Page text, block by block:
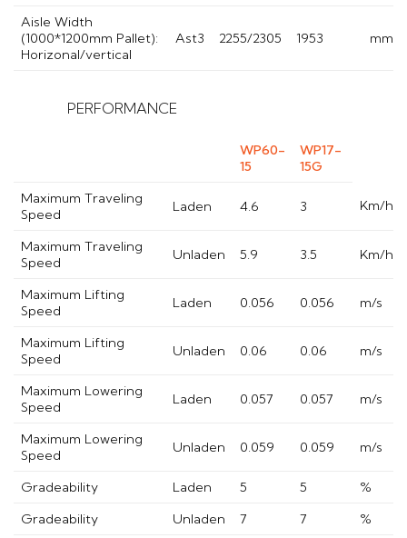
Aisle Width
(1000*1200mm Pallet):
Horizonal/vertical
Ast3 2255/2305 1953 mm
PERFORMANCE
WP60-
15
WP17-
15G
Maximum Traveling
Speed
Laden 4.6 3 Km/h
Maximum Traveling
Speed
Unladen 5.9 3.5 Km/h
Maximum Lifting
Speed
Laden 0.056 0.056 m/s
Maximum Lifting
Speed
Unladen 0.06 0.06 m/s
Maximum Lowering
Speed
Laden 0.057 0.057 m/s
Maximum Lowering
Speed
Unladen 0.059 0.059 m/s
Gradeability Laden 5 5
%
Gradeability
Unladen 7 7 %